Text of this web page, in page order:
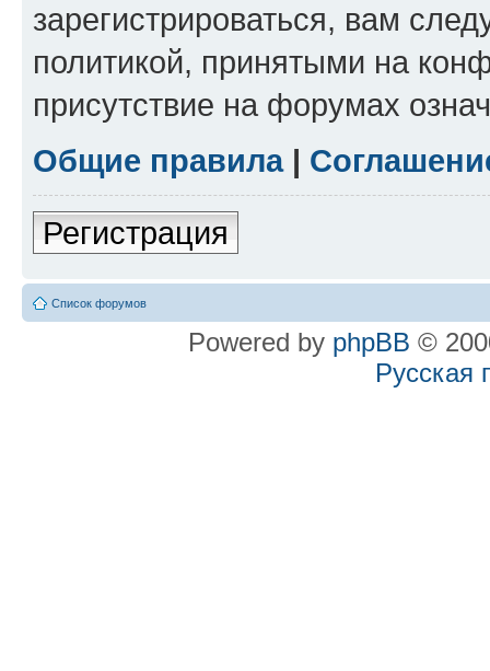
зарегистрироваться, вам
политикой, принятыми на
присутствие на форумах
Общие правила|
Регистрация
Список форумов
Powered by phpBB ©
Русская